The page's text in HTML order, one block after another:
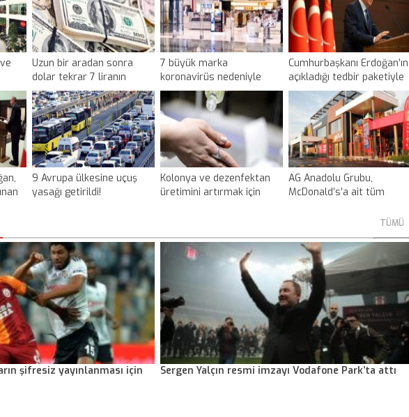
Uzun bir aradan sonra
dolar tekrar 7 liranın
üstüne çıktı
7 büyük marka
koronavirüs nedeniyle
mağazalarını açmama
kararı aldı
Cumhurbaşkanı Erdoğan’ın
açıkladığı tedbir paketiyle
ilgili ekonomi dünyasından
ilk yorumlar geldi
9 Avrupa ülkesine uçuş
yasağı getirildi!
Kolonya ve dezenfektan
üretimini artırmak için
AG Anadolu Grubu,
McDonald’s’a ait tüm
TÜMÜ
şifresiz yayınlanması için
Sergen Yalçın resmi imzayı Vodafone Park’ta attı